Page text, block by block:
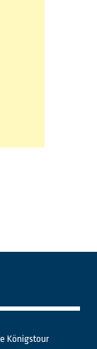
Königstour